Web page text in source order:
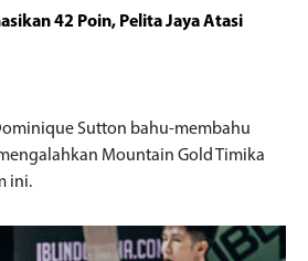
42 Poin, Pelita Jaya Atasi
Sutton bahu-membahu
Mountain Gold Timika
ini.